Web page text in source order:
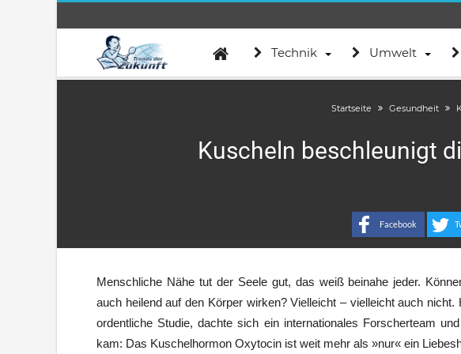
Technik Umwelt
Startseite Gesundheit
Kuscheln beschleunigt
Facebook
Menschliche Nähe tut der Seele gut, das weiß beinahe jeder.
auch heilend auf den Körper wirken? Vielleicht – vielleicht auch
ordentliche Studie, dachte sich ein internationales Forscherteam
kam: Das Kuschelhormon Oxytocin ist weit mehr als »nur« ein